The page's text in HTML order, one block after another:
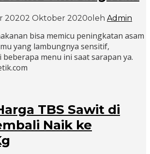
20202 Oktober 2020oleh Admin
bisa memicu peningkatan asam
yang lambungnya sensitif,
menu ini saat sarapan ya.
TBS Sawit di
Naik ke